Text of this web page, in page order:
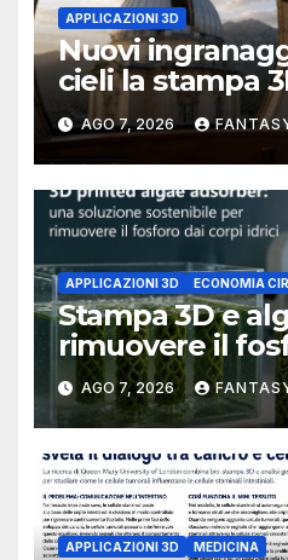
APPLICAZIONI 3D
Nuovi
cieli la stampa
un osservatorio
University of
Little Rock
AGO 7, 2026
APPLICAZIONI 3D ECONOMIA
Stampa 3D e
rimuovere il
acque il
Florida Atlantic
AGO 7, 2026
APPLICAZIONI 3D MEDICINA